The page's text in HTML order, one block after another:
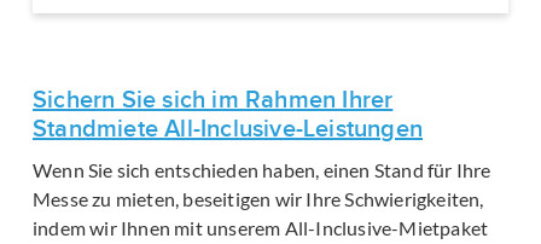
Sichern Sie sich im Rahmen Ihrer
Standmiete All-Inclusive-Leistungen
Wenn Sie sich entschieden haben, einen Stand für Ihre
Messe zu mieten, beseitigen wir Ihre Schwierigkeiten,
indem wir Ihnen mit unserem All-Inclusive-Mietpaket